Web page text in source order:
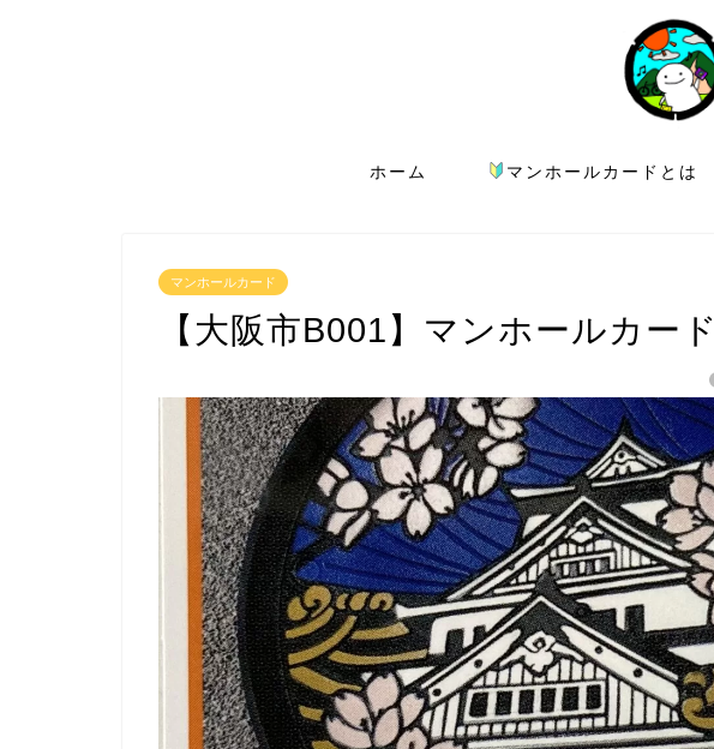
ホーム マンホールカードとは
マンホールカード
【大阪市B001】マンホールカード